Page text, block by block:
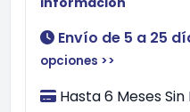
Envío de 5 a 25
opciones >>
Hasta 6 Meses